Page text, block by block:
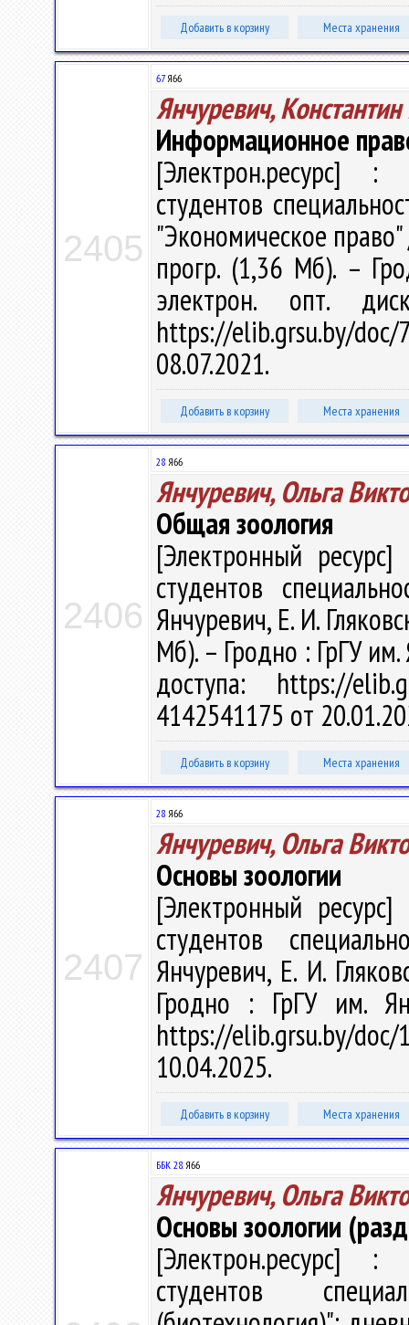
Добавить в корзину Места хранения
2405
67Я66
Янчуревич,
Информационное
[Электрон.ресурс] :
студентов
"Экономическое
прогр. (1,36 Мб). –
электрон. опт.
https://elib.grsu.by/
08.07.2021.
Добавить в корзину Места хранения
2406
28 Я66
Янчуревич, Ольга
Общая зоология
[Электронный
студентов
Янчуревич, Е. И.
Мб). – Гродно : ГрГУ
доступа: https://
4142541175 от
Добавить в корзину Места хранения
2407
28 Я66
Янчуревич, Ольга
Основы зоологии
[Электронный
студентов
Янчуревич, Е. И.
Гродно : ГрГУ им.
https://elib.grsu.by/
10.04.2025.
Добавить в корзину Места хранения
ББК 28.Я66
Янчуревич, Ольга
Основы зоологии
[Электрон.ресурс] :
студентов